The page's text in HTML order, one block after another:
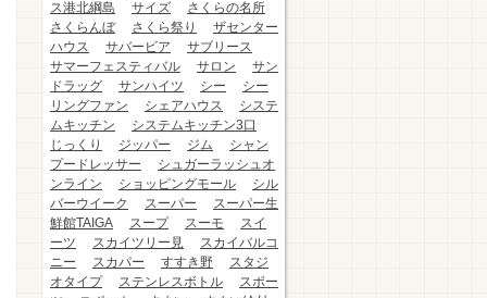
ス港北綱島
サイズ
さくらの名所
さくらんぼ
さくら祭り
ザセンター
ハウス
サバービア
サブリース
サマーフェスティバル
サロン
サン
ドラッグ
サンハイツ シー
シー
リングファン
シェアハウス
システ
ムキッチン
システムキッチン3口
じっくり
ジッパー ジム
シャン
プードレッサー
シュガーラッシュオ
ンライン
ショッピングモール
シル
バーウイーク
スーパー
スーパー生
鮮館TAIGA
スープ スーモ
スイ
ーツ
スカイツリー見
スカイバルコ
ニー
スカパー すすき野
スタジ
オタイプ
ステンレスボトル
スポー